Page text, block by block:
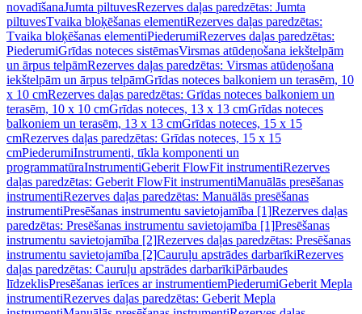
novadīšanaJumta piltuvesRezerves daļas paredzētas: Jumta
piltuvesTvaika bloķēšanas elementiRezerves daļas paredzētas:
Tvaika bloķēšanas elementiPiederumiRezerves daļas paredzētas:
PiederumiGrīdas noteces sistēmasVirsmas atūdeņošana iekštelpām
un ārpus telpāmRezerves daļas paredzētas: Virsmas atūdeņošana
iekštelpām un ārpus telpāmGrīdas noteces balkoniem un terasēm, 10
x 10 cmRezerves daļas paredzētas: Grīdas noteces balkoniem un
terasēm, 10 x 10 cmGrīdas noteces, 13 x 13 cmGrīdas noteces
balkoniem un terasēm, 13 x 13 cmGrīdas noteces, 15 x 15
cmRezerves daļas paredzētas: Grīdas noteces, 15 x 15
cmPiederumiInstrumenti, tīkla komponenti un
programmatūraInstrumentiGeberit FlowFit instrumentiRezerves
daļas paredzētas: Geberit FlowFit instrumentiManuālās presēšanas
instrumentiRezerves daļas paredzētas: Manuālās presēšanas
instrumentiPresēšanas instrumentu savietojamība [1]Rezerves daļas
paredzētas: Presēšanas instrumentu savietojamība [1]Presēšanas
instrumentu savietojamība [2]Rezerves daļas paredzētas: Presēšanas
instrumentu savietojamība [2]Cauruļu apstrādes darbarīkiRezerves
daļas paredzētas: Cauruļu apstrādes darbarīkiPārbaudes
līdzeklisPresēšanas ierīces ar instrumentiemPiederumiGeberit Mepla
instrumentiRezerves daļas paredzētas: Geberit Mepla